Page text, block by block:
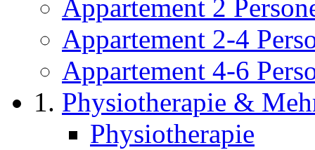
Appartement 2
Appartement 2-4
Appartement 4-6
Physiotherapie &
Physiotherapie